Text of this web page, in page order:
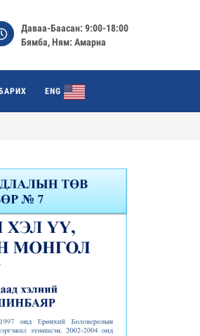
Даваа-Баасан: 9:00-18:00
Бямба, Ням: Амарна
ENG